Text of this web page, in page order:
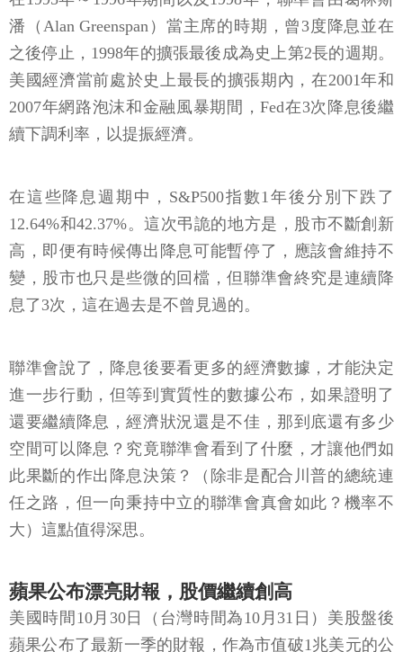
潘（Alan Greenspan）當主席的時期，曾3度降息並在
之後停止，1998年的擴張最後成為史上第2長的週期。
美國經濟當前處於史上最長的擴張期內，在2001年和
2007年網路泡沫和金融風暴期間，Fed在3次降息後繼
續下調利率，以提振經濟。
在這些降息週期中，S&P500指數1年後分別下跌了
12.64%和42.37%。這次弔詭的地方是，股市不斷創新
高，即便有時候傳出降息可能暫停了，應該會維持不
變，股市也只是些微的回檔，但聯準會終究是連續降
息了3次，這在過去是不曾見過的。
聯準會說了，降息後要看更多的經濟數據，才能決定
進一步行動，但等到實質性的數據公布，如果證明了
還要繼續降息，經濟狀況還是不佳，那到底還有多少
空間可以降息？究竟聯準會看到了什麼，才讓他們如
此果斷的作出降息決策？（除非是配合川普的總統連
任之路，但一向秉持中立的聯準會真會如此？機率不
大）這點值得深思。
蘋果公布漂亮財報，股價繼續創高
美國時間10月30日（台灣時間為10月31日）美股盤後
蘋果公布了最新一季的財報，作為市值破1兆美元的公